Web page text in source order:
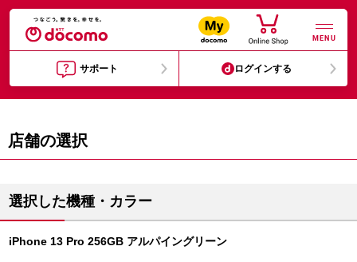
MENU
サポート ログインする
店舗の選択
選択した機種・カラー
iPhone 13 Pro 256GB アルパイングリーン